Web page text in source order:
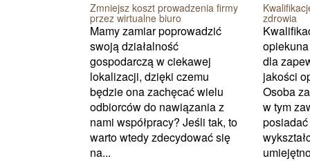
Zmniejsz koszt prowadzenia firmy
przez wirtualne biuro
Mamy zamiar poprowadzić
swoją działalność
gospodarczą w ciekawej
lokalizacji, dzięki czemu
będzie ona zachęcać wielu
odbiorców do nawiązania z
nami współpracy? Jeśli tak, to
warto wtedy zdecydować się
na...
zdrowia
dla
jakości
Osoba
w tym